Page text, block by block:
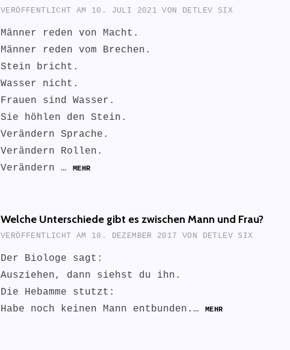
VERÖFFENTLICHT AM 10. JULI 2021 VON DETLEV SIX
Männer reden von Macht.
Männer reden vom Brechen.
Stein bricht.
Wasser nicht.
Frauen sind Wasser.
Sie höhlen den Stein.
Verändern Sprache.
Verändern Rollen.
Verändern …
MEHR
Welche Unterschiede gibt es zwischen Mann und Frau?
VERÖFFENTLICHT AM 18. DEZEMBER 2017 VON DETLEV SIX
Der Biologe sagt:
Ausziehen, dann siehst du ihn.
Die Hebamme stutzt:
Habe noch keinen Mann entbunden.…
MEHR